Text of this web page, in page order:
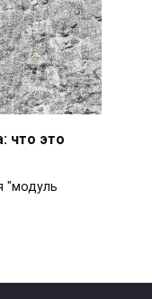
что это
"модуль